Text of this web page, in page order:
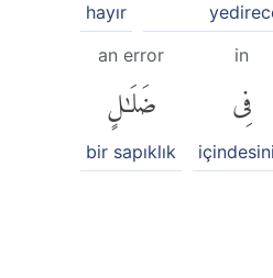
hayır
in
فِى
an error
ضَلَٰلٍ
bir sapıklık